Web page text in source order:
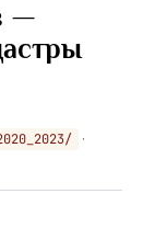
—
·